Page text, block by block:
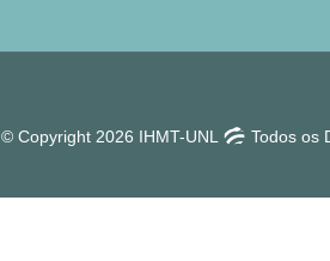
© Copyright 2026 IHMT-UNL Todos os